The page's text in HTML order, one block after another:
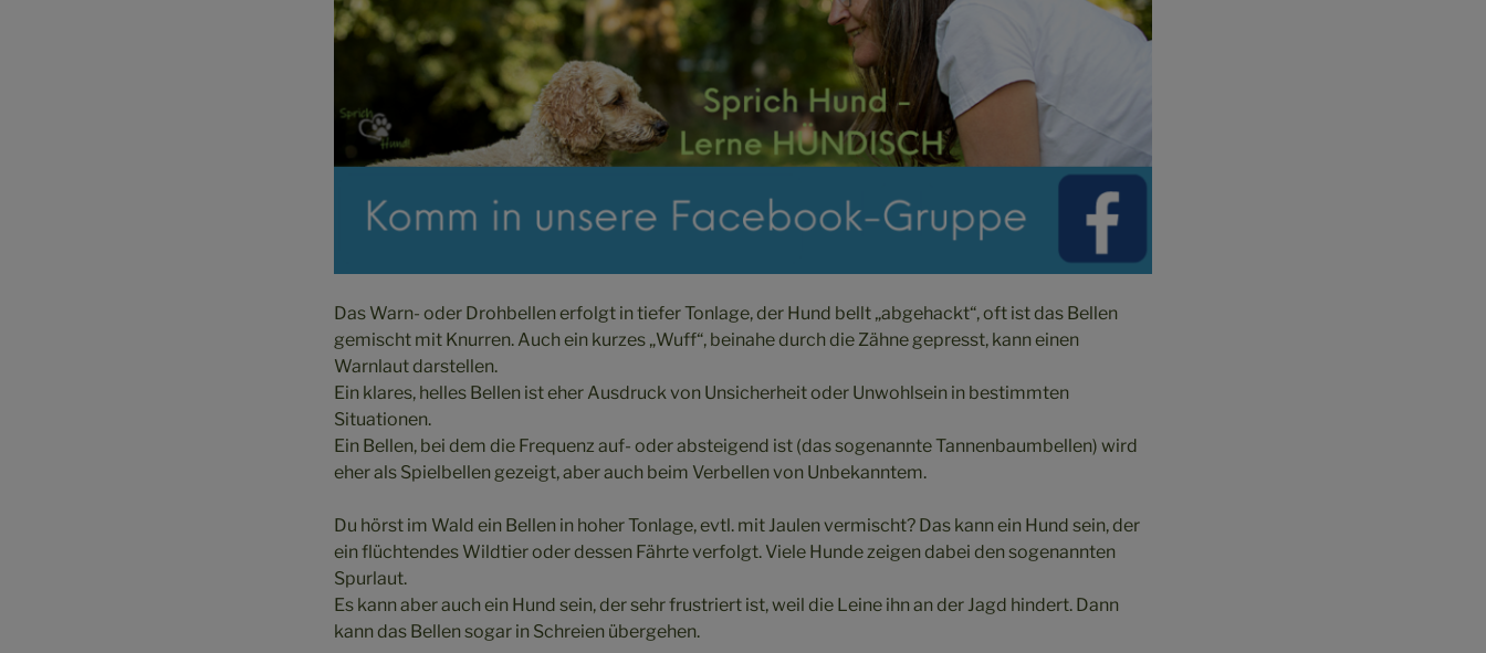
Das Warn- oder Drohbellen erfolgt in tiefer Tonlage, der Hund bellt „abgehackt“, oft ist das Bellen
gemischt mit Knurren. Auch ein kurzes „Wuff“, beinahe durch die Zähne gepresst, kann einen
Warnlaut darstellen.
Ein klares, helles Bellen ist eher Ausdruck von Unsicherheit oder Unwohlsein in bestimmten
Situationen.
Ein Bellen, bei dem die Frequenz auf- oder absteigend ist (das sogenannte Tannenbaumbellen) wird
eher als Spielbellen gezeigt, aber auch beim Verbellen von Unbekanntem.
Du hörst im Wald ein Bellen in hoher Tonlage, evtl. mit Jaulen vermischt? Das kann ein Hund sein, der
ein flüchtendes Wildtier oder dessen Fährte verfolgt. Viele Hunde zeigen dabei den sogenannten
Spurlaut.
Es kann aber auch ein Hund sein, der sehr frustriert ist, weil die Leine ihn an der Jagd hindert. Dann
kann das Bellen sogar in Schreien übergehen.